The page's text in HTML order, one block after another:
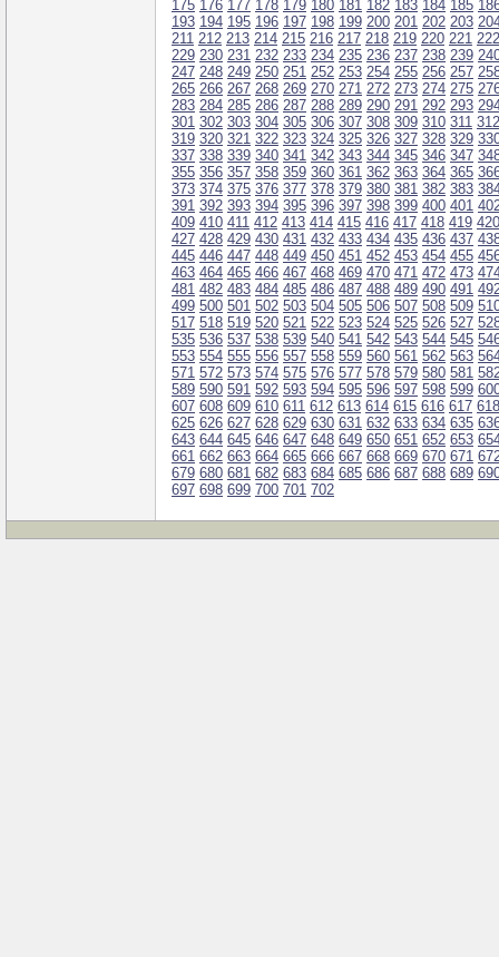
175 176 177 178 179 180 181 182 183 184 185
193 194 195 196 197 198 199 200 201 202 203
211 212 213 214 215 216 217 218 219 220 221 222
229 230 231 232 233 234 235 236 237 238 239
247 248 249 250 251 252 253 254 255 256 257
265 266 267 268 269 270 271 272 273 274 275
283 284 285 286 287 288 289 290 291 292 293
301 302 303 304 305 306 307 308 309 310 311 312
319 320 321 322 323 324 325 326 327 328 329
337 338 339 340 341 342 343 344 345 346 347
355 356 357 358 359 360 361 362 363 364 365
373 374 375 376 377 378 379 380 381 382 383
391 392 393 394 395 396 397 398 399 400 401
409 410 411 412 413 414 415 416 417 418 419 420
427 428 429 430 431 432 433 434 435 436 437
445 446 447 448 449 450 451 452 453 454 455
463 464 465 466 467 468 469 470 471 472 473
481 482 483 484 485 486 487 488 489 490 491
499 500 501 502 503 504 505 506 507 508 509
517 518 519 520 521 522 523 524 525 526 527
535 536 537 538 539 540 541 542 543 544 545
553 554 555 556 557 558 559 560 561 562 563
571 572 573 574 575 576 577 578 579 580 581
589 590 591 592 593 594 595 596 597 598 599
607 608 609 610 611 612 613 614 615 616 617 618
625 626 627 628 629 630 631 632 633 634 635
643 644 645 646 647 648 649 650 651 652 653
661 662 663 664 665 666 667 668 669 670 671
679 680 681 682 683 684 685 686 687 688 689
697 698 699 700 701 702